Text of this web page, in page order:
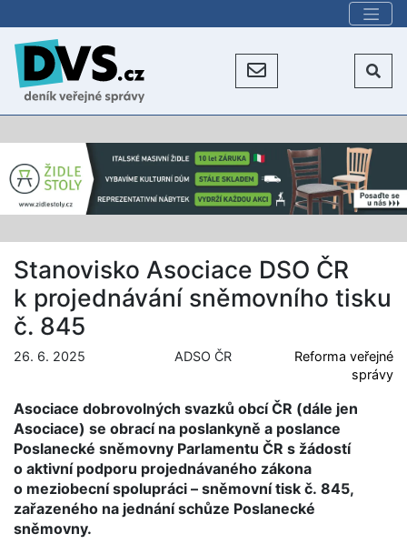
Stanovisko Asociace DSO ČR
k projednávání sněmovního tisku
č. 845
26. 6. 2025 ADSO ČR
Reforma veřejné
správy
Asociace dobrovolných svazků obcí ČR (dále jen
Asociace) se obrací na poslankyně a poslance
Poslanecké sněmovny Parlamentu ČR s žádostí
o aktivní podporu projednávaného zákona
o meziobecní spolupráci – sněmovní tisk č. 845,
zařazeného na jednání schůze Poslanecké
sněmovny.